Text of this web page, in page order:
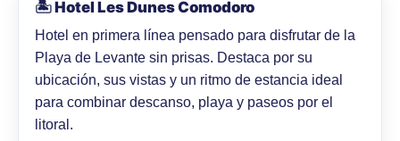
🏝️ Hotel Les Dunes Comodoro
Hotel en primera línea pensado para disfrutar de la
Playa de Levante sin prisas. Destaca por su
ubicación, sus vistas y un ritmo de estancia ideal
para combinar descanso, playa y paseos por el
litoral.